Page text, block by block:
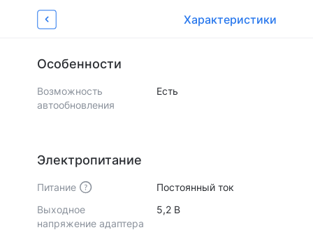
Об устройстве Отзывы 9 Видеообзоры
Характеристики
Особенности
Возможность
автообновления
Есть
Электропитание
Питание
Постоянный ток
Выходное
напряжение адаптера
5,2 В